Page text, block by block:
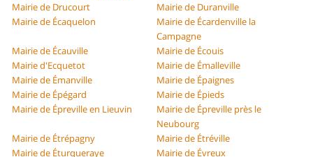
Mairie de Drucourt
Mairie de Duranville
Mairie de Écaquelon
Mairie de Écardenville la
Campagne
Mairie de Écauville
Mairie de Écouis
Mairie d'Ecquetot
Mairie de Émalleville
Mairie de Émanville
Mairie de Épaignes
Mairie de Épégard
Mairie de Épieds
Mairie de Épreville en Lieuvin
Mairie de Épreville près le
Neubourg
Mairie de Étrépagny
Mairie de Étréville
Mairie de Éturqueraye
Mairie de Évreux